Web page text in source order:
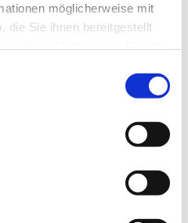
möglicherweise mit
die Sie ihnen bereitgestellt
Sie auch